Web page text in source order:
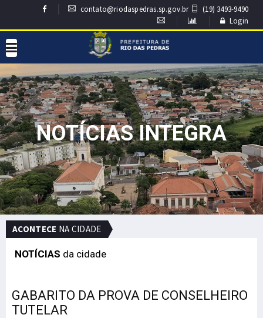
contato@riodaspedras.sp.gov.br
(19) 3493-9490
Login
NOTÍCIAS INTEGRA
ACONTECE NA CIDADE
NOTÍCIAS da cidade
GABARITO DA PROVA DE CONSELHEIRO
TUTELAR